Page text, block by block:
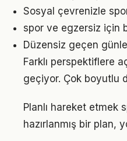
Sosyal çevrenizle
spor ve egzersiz için
Düzensiz geçen
Farklı perspektiflere
geçiyor. Çok boyutlu
Planlı hareket etmek
hazırlanmış bir plan,